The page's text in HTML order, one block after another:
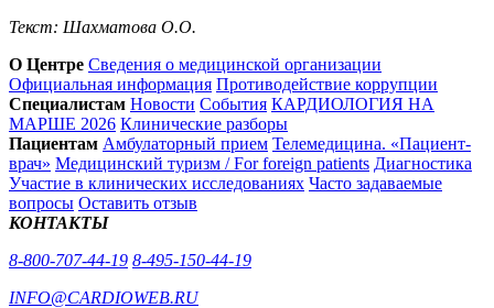
Текст: Шахматова О.О.
О Центре Сведения о медицинской организации
Официальная информация Противодействие коррупции
Специалистам Новости События КАРДИОЛОГИЯ НА
МАРШЕ 2026 Клинические разборы
Пациентам Амбулаторный прием Телемедицина. «Пациент-
врач» Медицинский туризм / For foreign patients Диагностика
Участие в клинических исследованиях Часто задаваемые
вопросы Оставить отзыв
КОНТАКТЫ
8-800-707-44-19 8-495-150-44-19
INFO@CARDIOWEB.RU